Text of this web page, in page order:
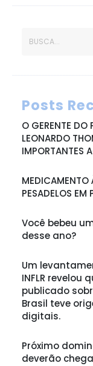
Posts
O GERENTE DO
LEONARDO
IMPORTANTES
MEDICAMENTO
PESADELOS EM
Você bebeu
desse ano?
Um
INFLR revelou
publicado
Brasil teve
digitais.
Próximo
deverão